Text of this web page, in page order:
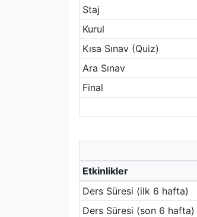
Staj
Kurul
Kısa Sınav (Quiz)
Ara Sınav
Final
Etkinlikler
Ders Süresi (ilk 6 hafta)
Ders Süresi (son 6 hafta)